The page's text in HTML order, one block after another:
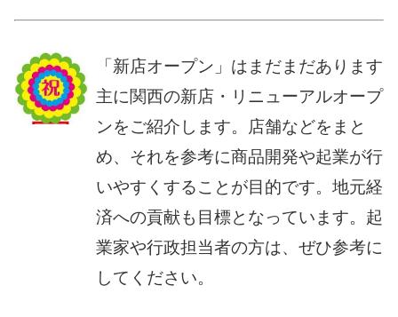
「新店オープン」はまだまだあります
主に関西の新店・リニューアルオープ
ンをご紹介します。店舗などをまと
め、それを参考に商品開発や起業が行
いやすくすることが目的です。地元経
済への貢献も目標となっています。起
業家や行政担当者の方は、ぜひ参考に
してください。